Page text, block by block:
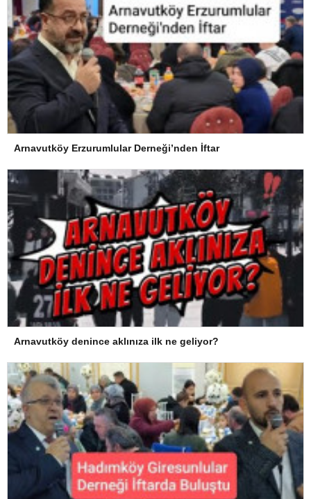
Arnavutköy Erzurumlular Derneği’nden İftar
Arnavutköy denince aklınıza ilk ne geliyor?